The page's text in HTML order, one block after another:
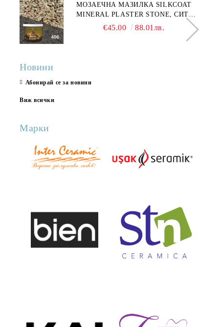
МОЗАЕЧНА МАЗИЛКА SILKCOAT
MINERAL PLASTER STONE, СИТЕН
КАМЪК 406 25КГ
€45.00 88.01лв.
Новини
Абонирай се за новини
Виж всички
Марки